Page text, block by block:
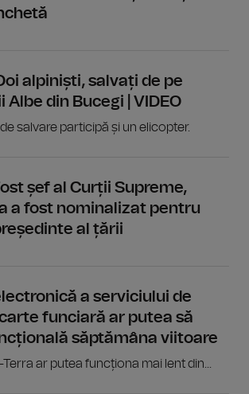
alpiniști, salvați de pe
Albe din Bucegi | VIDEO
salvare participă și un elicopter.
șef al Curții Supreme,
a fost nominalizat pentru
al țării
a serviciului de
funciară ar putea să
săptămâna viitoare
ar putea funcționa mai lent din...